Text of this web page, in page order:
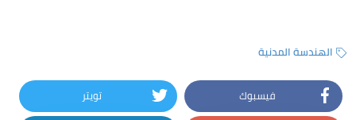
الهندسة المدنية
فيسبوك
تويتر